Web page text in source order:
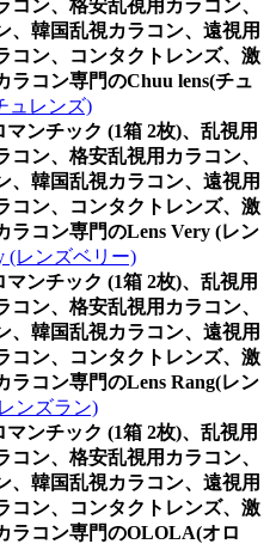
コン、格安乱視用カラコン、
、韓国乱視カラコン、遠視用
コン、コンタクトレンズ、激
ラコン専門のChuu lens(チュ
ュレンズ)
ンチック (1箱 2枚)、乱視用
コン、格安乱視用カラコン、
、韓国乱視カラコン、遠視用
コン、コンタクトレンズ、激
ラコン専門のLens Very (レン
(レンズベリー)
ンチック (1箱 2枚)、乱視用
コン、格安乱視用カラコン、
、韓国乱視カラコン、遠視用
コン、コンタクトレンズ、激
ラコン専門のLens Rang(レン
ンズラン)
ンチック (1箱 2枚)、乱視用
コン、格安乱視用カラコン、
、韓国乱視カラコン、遠視用
コン、コンタクトレンズ、激
ラコン専門のOLOLA(オロ